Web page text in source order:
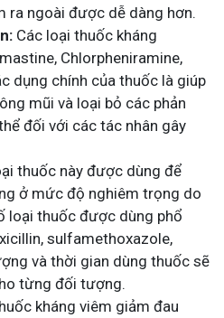
ra ngoài được dễ dàng hơn.
Các loại thuốc kháng
Chlorpheniramine,
dụng chính của thuốc là giúp
mũi và loại bỏ các phản
đối với các tác nhân gây
thuốc này được dùng để
ở mức độ nghiêm trọng do
loại thuốc được dùng phổ
sulfamethoxazole,
và thời gian dùng thuốc sẽ
từng đối tượng.
kháng viêm giảm đau